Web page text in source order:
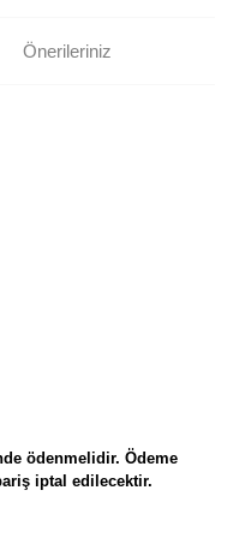
Önerileriniz
ödenmelidir. Ödeme
iptal edilecektir.